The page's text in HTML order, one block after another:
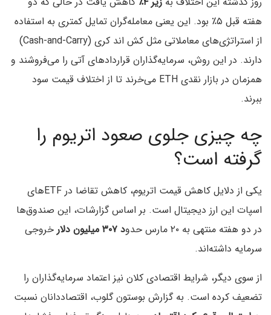
هفته قبل ۵٪ بود. این یعنی معامله‌گران تمایل کمتری به استفاده
از استراتژی‌های معاملاتی مثل کش اند کری (Cash-and-Carry)
دارند. در این روش، سرمایه‌گذاران قراردادهای آتی را می‌فروشند و
همزمان در بازار نقدی ETH می‌خرند تا از اختلاف قیمت سود
ببرند.
چه چیزی جلوی صعود اتریوم را
گرفته است؟
یکی از دلایل کاهش قیمت اتریوم، کاهش تقاضا در ETFهای
اسپات این ارز دیجیتال است. بر اساس گزارشات، این صندوق‌ها
در دو هفته منتهی به ۲۰ مارس حدو
د ۳۰۷ میلیون دلار
خروجی
سرمایه داشته‌اند.
از سوی دیگر، شرایط اقتصادی کلان نیز اعتماد سرمایه‌گذاران را
تضعیف کرده است. به گزارش بوستون گلوب، اقتصاددانان نسبت